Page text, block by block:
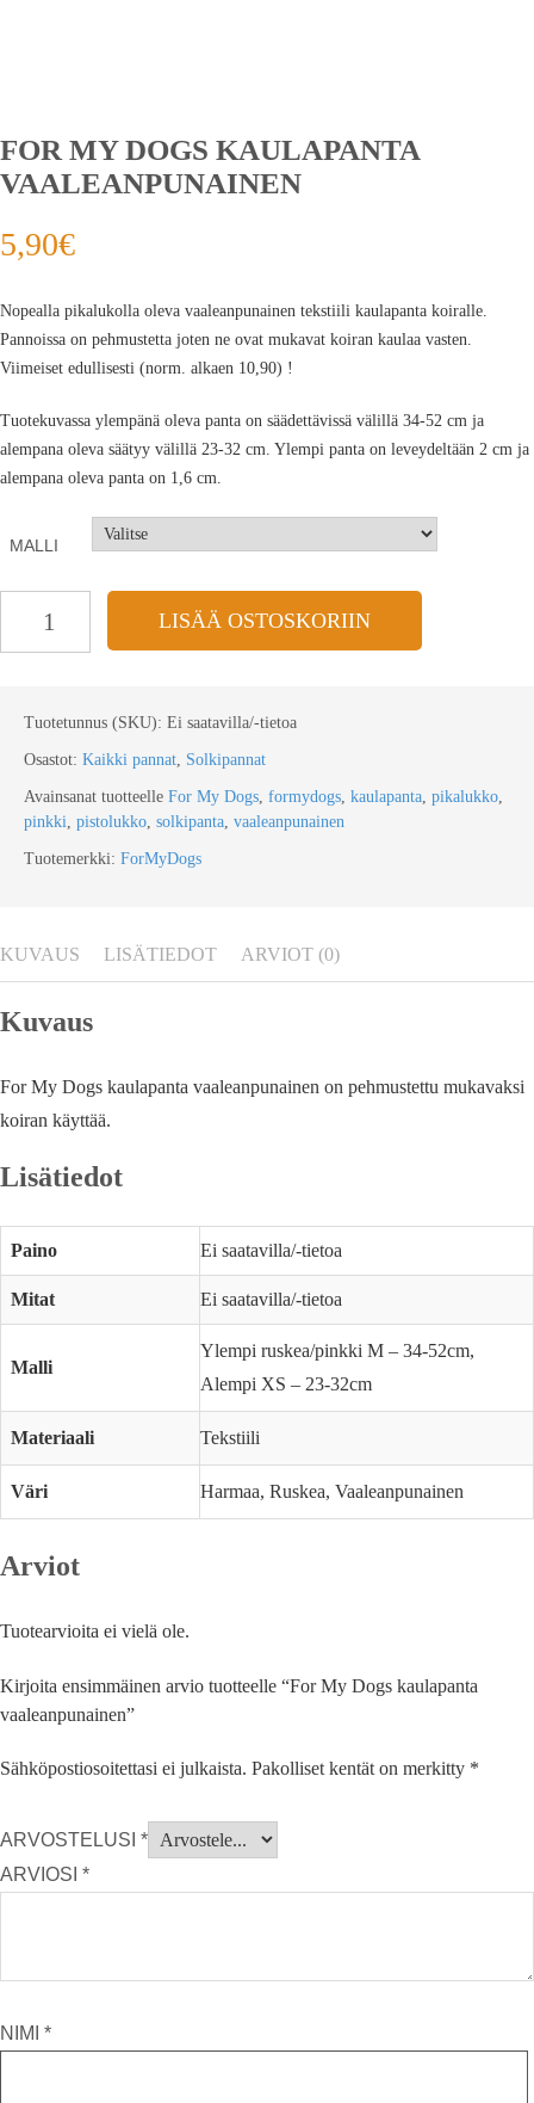
FOR MY DOGS KAULAPANTA
VAALEANPUNAINEN
5,90€
Nopealla pikalukolla oleva vaaleanpunainen tekstiili kaulapanta koiralle.
Pannoissa on pehmustetta joten ne ovat mukavat koiran kaulaa vasten.
Viimeiset edullisesti (norm. alkaen 10,90) !
Tuotekuvassa ylempänä oleva panta on säädettävissä välillä 34-52 cm ja
alempana oleva säätyy välillä 23-32 cm. Ylempi panta on leveydeltään 2 cm ja
alempana oleva panta on 1,6 cm.
MALLI
LISÄÄ OSTOSKORIIN
Tuotetunnus (SKU): Ei saatavilla/-tietoa
Osastot: Kaikki pannat, Solkipannat
Avainsanat tuotteelle For My Dogs, formydogs, kaulapanta, pikalukko,
pinkki, pistolukko, solkipanta, vaaleanpunainen
Tuotemerkki: ForMyDogs
KUVAUS LISÄTIEDOT ARVIOT (0)
Kuvaus
For My Dogs kaulapanta vaaleanpunainen on pehmustettu mukavaksi
koiran käyttää.
Lisätiedot
Paino Ei saatavilla/-tietoa
Mitat Ei saatavilla/-tietoa
Malli
Ylempi ruskea/pinkki M – 34-52cm,
Alempi XS – 23-32cm
Materiaali Tekstiili
Väri Harmaa, Ruskea, Vaaleanpunainen
Arviot
Tuotearvioita ei vielä ole.
Kirjoita ensimmäinen arvio tuotteelle “For My Dogs kaulapanta
vaaleanpunainen”
Sähköpostiosoitettasi ei julkaista. Pakolliset kentät on merkitty *
ARVOSTELUSI *
ARVIOSI *
NIMI *